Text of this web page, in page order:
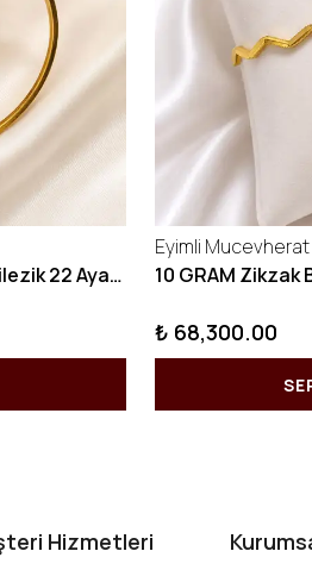
10 GRAM Kibrit Çöpü Düz Bilezik 22 Ayar 22BLZ001
Eyimli Mucevherat
₺ 68,300.00
Hizmetleri